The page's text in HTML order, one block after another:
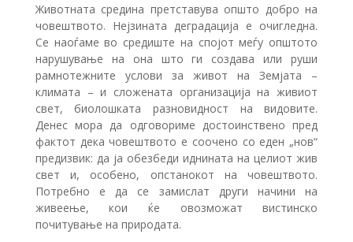
Животната средина претставува општо добро на
човештвото. Нејзината деградација е очигледна.
Се наоѓаме во средиште на спојот меѓу општото
нарушување на она што ги создава или руши
рамнотежните услови за живот на Земјата –
климата – и сложената организација на живиот
свет, биолошката разновидност на видовите.
Денес мора да одговориме достоинствено пред
фактот дека човештвото е соочено со еден „нов“
предизвик: да ја обезбеди иднината на целиот жив
свет и, особено, опстанокот на човештвото.
Потребно е да се замислат други начини на
живеење, кои ќе овозможат вистинско
почитување на природата.